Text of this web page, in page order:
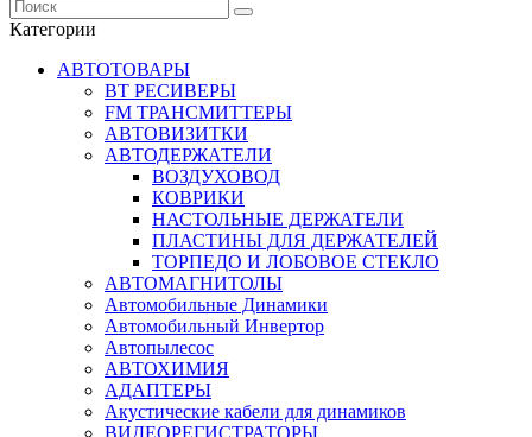
Категории
АВТОТОВАРЫ
BT РЕСИВЕРЫ
FM ТРАНСМИТТЕРЫ
АВТОВИЗИТКИ
АВТОДЕРЖАТЕЛИ
ВОЗДУХОВОД
КОВРИКИ
НАСТОЛЬНЫЕ ДЕРЖАТЕЛИ
ПЛАСТИНЫ ДЛЯ ДЕРЖАТЕЛЕЙ
ТОРПЕДО И ЛОБОВОЕ СТЕКЛО
АВТОМАГНИТОЛЫ
Автомобильные Динамики
Автомобильный Инвертор
Автопылесос
АВТОХИМИЯ
АДАПТЕРЫ
Акустические кабели для динамиков
ВИДЕОРЕГИСТРАТОРЫ